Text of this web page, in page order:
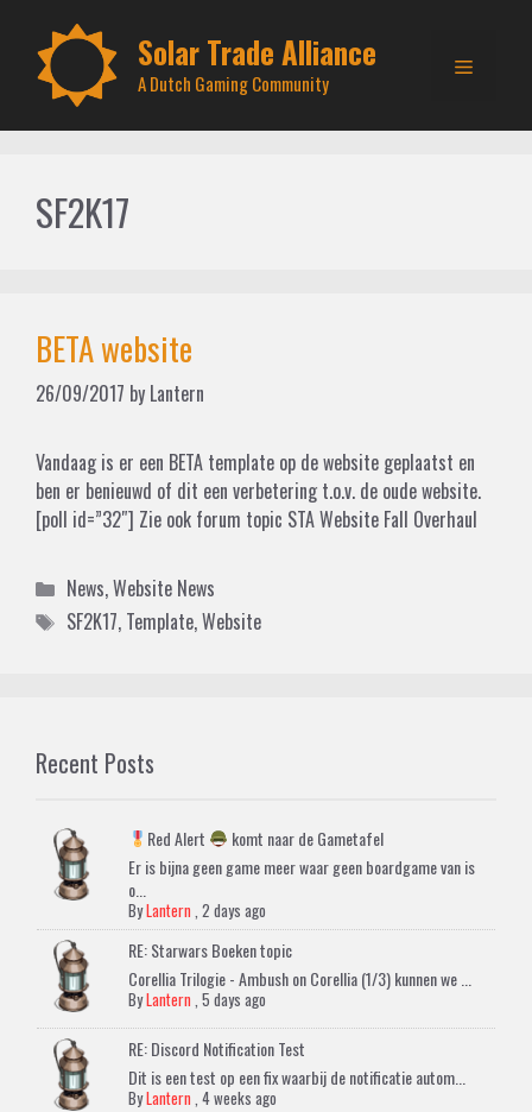
content
Solar Trade Alliance
A Dutch Gaming Community
Menu
SF2K17
BETA website
26/09/2017 by Lantern
Vandaag is er een BETA template op de website geplaatst en
ben er benieuwd of dit een verbetering t.o.v. de oude website.
[poll id=”32″] Zie ook forum topic STA Website Fall Overhaul
Categories
News,Website News
Tags
SF2K17, Template,Website
Recent Posts
Red Alert
komt naar de Gametafel
Er is bijna geen game meer waar geen boardgame van is
o...
ByLantern ,2 days ago
RE: Starwars Boeken topic
Corellia Trilogie - Ambush on Corellia (1/3) kunnen we ...
ByLantern ,5 days ago
RE: Discord Notification Test
Dit is een test op een fix waarbij de notificatie autom...
ByLantern ,4 weeks ago